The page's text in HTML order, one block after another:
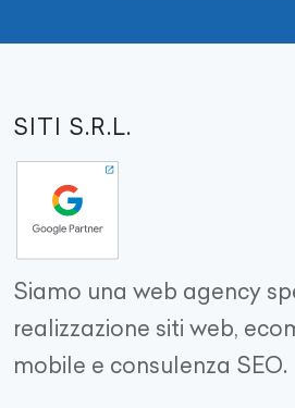
SITI S.R.L.
Siamo una web agency
realizzazione siti web,
mobile e consulenza SEO.